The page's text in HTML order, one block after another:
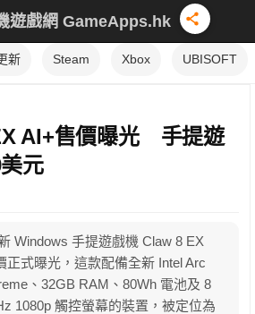
遊戲網 GameApps.hk
新 Steam Xbox UBISOFT
AI+售價曝光 手提遊
元
Windows 手提遊戲機 Claw 8 EX
正式曝光，這款配備全新 Intel Arc
、32GB RAM、80Wh 電池及 8
1080p 觸控螢幕的裝置，被定位為